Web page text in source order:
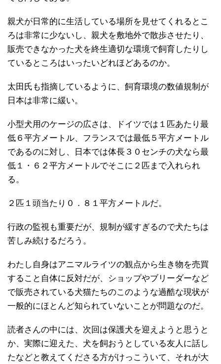
親犬が日常的に生活している場所を見せてくれるとこ
ろは非常に少ないし、親犬を敷地外で散歩させたり、
販売できなかった犬を終生適切な環境で飼育したりし
ているところはいったいどれほどあるのか。
太田氏も指摘しているように、飼育環境の数値規制が
日本は非常に緩い。
小型犬用のケージの広さは、ドイツでは１匹あたり最
低６平方メートル、フランスでは最低５平方メートル
であるのに対し、日本では体長３０センチの犬なら最
低１・６２平方メートルでそこに２匹まで入れられ
る。
２匹１頭当たり０．８１平方メートルだ。
行政の監視も重要だが、規制が緩すぎるので犬たちは
苦しみ続けるだろう。
わたし自身はアニマルライツの観点から生き物を売買
すること自体に反対だが、ショップやブリーダーなど
で販売されている犬猫たちのこのような過酷な現状が
一般的にほとんど知られていないことが問題なのだ。
読者さんの中には、次回は保護犬を迎えようと思うと
か、実際に迎えた、犬を飼おうとしている友人に話し
たなどと教えてくださる方がけっこういて、それが大